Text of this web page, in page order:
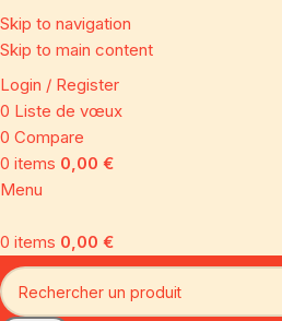
Skip to navigation
Skip to main content
Login / Register
0 Liste de vœux
0 Compare
0 items 0,00 €
Menu
0 items 0,00 €